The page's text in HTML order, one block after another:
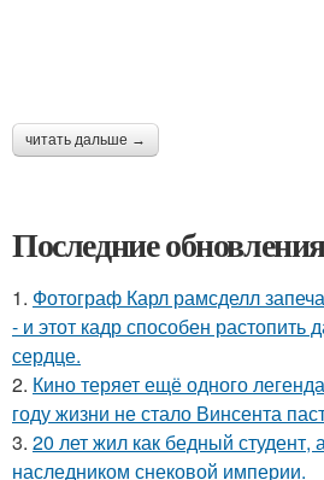
читать дальше →
Последние
1. Фотограф Карл рамсделл
- и этот кадр способен растопить
сердце.
2. Кино теряет ещё одного
году жизни не стало Винсента
3. 20 лет жил как бедный студент,
наследником снековой империи.